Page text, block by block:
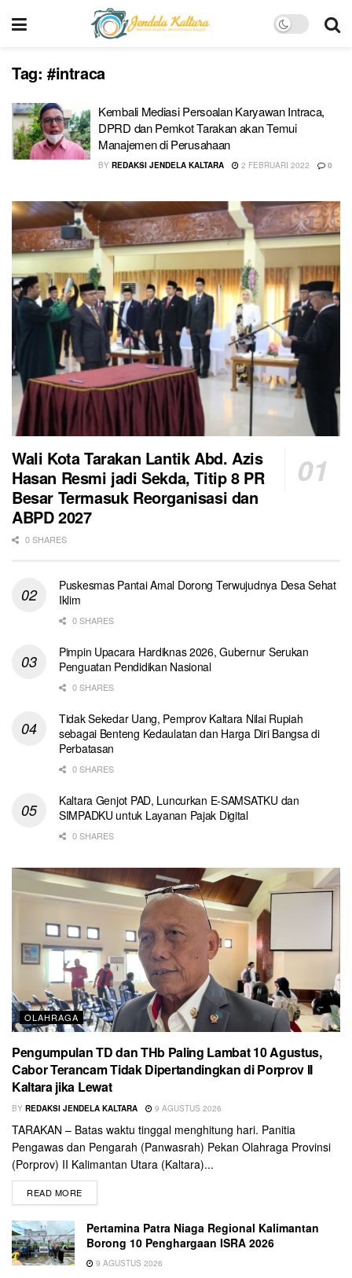
Tag: #intraca
Kembali Mediasi Persoalan Karyawan Intraca,
DPRD dan Pemkot Tarakan akan Temui
Manajemen di Perusahaan
BY REDAKSI JENDELA KALTARA 2 FEBRUARI 2022 0
Wali Kota Tarakan Lantik Abd. Azis
Hasan Resmi jadi Sekda, Titip 8 PR
Besar Termasuk Reorganisasi dan
ABPD 2027
0 SHARES
Puskesmas Pantai Amal Dorong Terwujudnya Desa Sehat
Iklim
0 SHARES
Pimpin Upacara Hardiknas 2026, Gubernur Serukan
Penguatan Pendidikan Nasional
0 SHARES
Tidak Sekedar Uang, Pemprov Kaltara Nilai Rupiah
sebagai Benteng Kedaulatan dan Harga Diri Bangsa di
Perbatasan
0 SHARES
Kaltara Genjot PAD, Luncurkan E-SAMSATKU dan
SIMPADKU untuk Layanan Pajak Digital
0 SHARES
OLAHRAGA
Pengumpulan TD dan THb Paling Lambat 10 Agustus,
Cabor Terancam Tidak Dipertandingkan di Porprov II
Kaltara jika Lewat
BY REDAKSI JENDELA KALTARA 9 AGUSTUS 2026
TARAKAN – Batas waktu tinggal menghitung hari. Panitia
Pengawas dan Pengarah (Panwasrah) Pekan Olahraga Provinsi
(Porprov) II Kalimantan Utara (Kaltara)...
READ MORE
Pertamina Patra Niaga Regional Kalimantan
Borong 10 Penghargaan ISRA 2026
9 AGUSTUS 2026